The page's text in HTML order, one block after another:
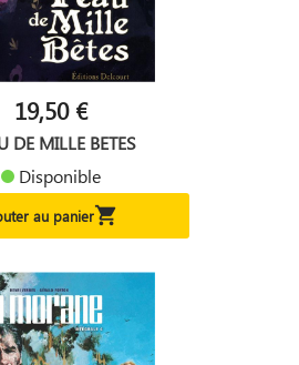
19,50 €
DE MILLE BETES
Disponible
au panier